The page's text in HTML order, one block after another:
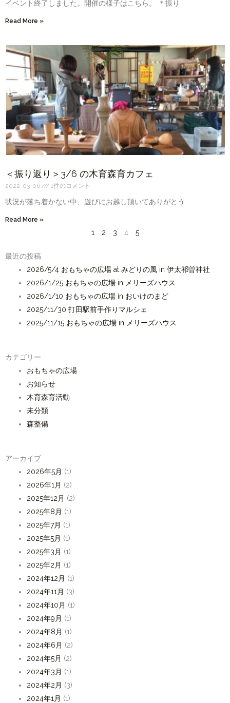
イベント終了しました。開催の様子はこちら。 ＊振り
Read More »
＜振り返り＞3/6 の木育森育カフェ
2022-03-06 1件のコメント
状況が落ち着かない中、遊びにお越し頂いてありがとう
Read More »
1 2 3 4 5
最近の投稿
2026/5/4 おもちゃの広場 at みどりの風 in 伊太祁曽神社
2026/1/25 おもちゃの広場 in メリーズハウス
2026/1/10 おもちゃの広場 in おいけのまど
2025/11/30 打田駅前手作りマルシェ
2025/11/15 おもちゃの広場 in メリーズハウス
カテゴリー
おもちゃの広場
お知らせ
木育森育活動
未分類
森整備
アーカイブ
2026年5月 (1)
2026年1月 (2)
2025年12月 (2)
2025年8月 (1)
2025年7月 (1)
2025年5月 (1)
2025年3月 (1)
2025年2月 (1)
2024年12月 (1)
2024年11月 (3)
2024年10月 (1)
2024年9月 (1)
2024年8月 (1)
2024年6月 (2)
2024年5月 (2)
2024年3月 (1)
2024年2月 (3)
2024年1月 (1)